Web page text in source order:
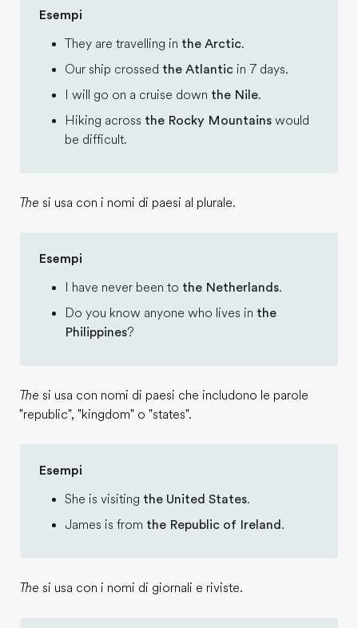
Esempi
They are travelling in the Arctic.
Our ship crossed the Atlantic in 7 days.
I will go on a cruise down the Nile.
Hiking across the Rocky Mountains would
be difficult.
The si usa con i nomi di paesi al plurale.
Esempi
I have never been to the Netherlands.
Do you know anyone who lives in the
Philippines?
The si usa con nomi di paesi che includono le parole
"republic", "kingdom" o "states".
Esempi
She is visiting the United States.
James is from the Republic of Ireland .
The si usa con i nomi di giornali e riviste.